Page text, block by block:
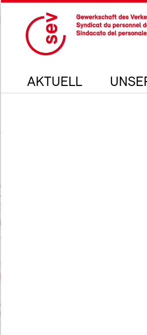
AKTUELL